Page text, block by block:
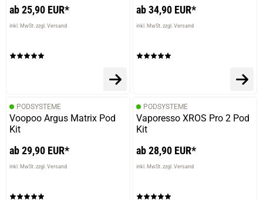
ab 25,90 EUR*
inkl. MwSt. zzgl. Versand
ab 34,90 EUR*
inkl. MwSt. zzgl. Versand
PODSYSTEME
Voopoo Argus Matrix Pod
Kit
ab 29,90 EUR*
inkl. MwSt. zzgl. Versand
PODSYSTEME
Vaporesso XROS Pro 2 Pod
Kit
ab 28,90 EUR*
inkl. MwSt. zzgl. Versand